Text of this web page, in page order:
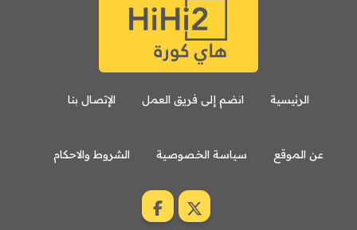
الرئيسية انضم إلى فريق العمل الإتصال بنا
عن الموقع سياسة الخصوصية الشروط والاحكام